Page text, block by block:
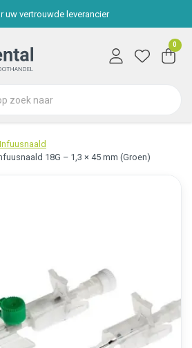
uw vertrouwde leverancier
0
Infuusnaald
18G – 1,3 × 45 mm (Groen)